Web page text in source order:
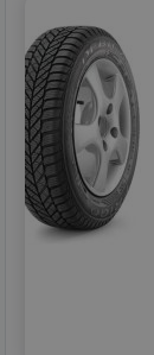
195/50R15
195/55R15
195/65R15
205/55R15